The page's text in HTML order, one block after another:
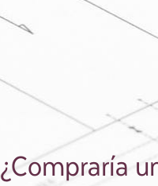
¿Compraría